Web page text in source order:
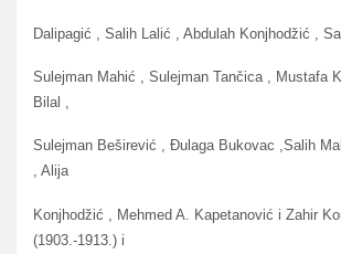
Dalipagić , Salih Lalić , Abdulah Konjhodžić ,
Sulejman Mahić , Sulejman Tančica , Mustafa
Bilal ,
Sulejman Beširević , Đulaga Bukovac ,Salih
, Alija
Konjhodžić , Mehmed A. Kapetanović i Zahir
(1903.-1913.) i